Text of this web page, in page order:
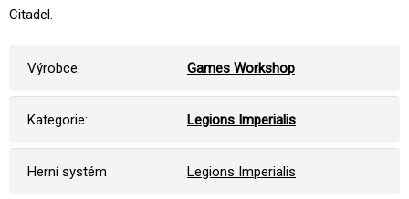
Citadel.
Výrobce: Games Workshop
Kategorie: Legions Imperialis
Herní systém Legions Imperialis